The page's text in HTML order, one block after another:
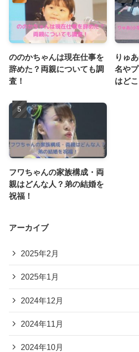
ののかちゃんは現在仕事を
辞めた？両親についても調
査！
りゅ
名や
はどこ
フワちゃんの家族構成・両
親はどんな人？弟の結婚を
祝福！
アーカイブ
2025年2月
2025年1月
2024年12月
2024年11月
2024年10月